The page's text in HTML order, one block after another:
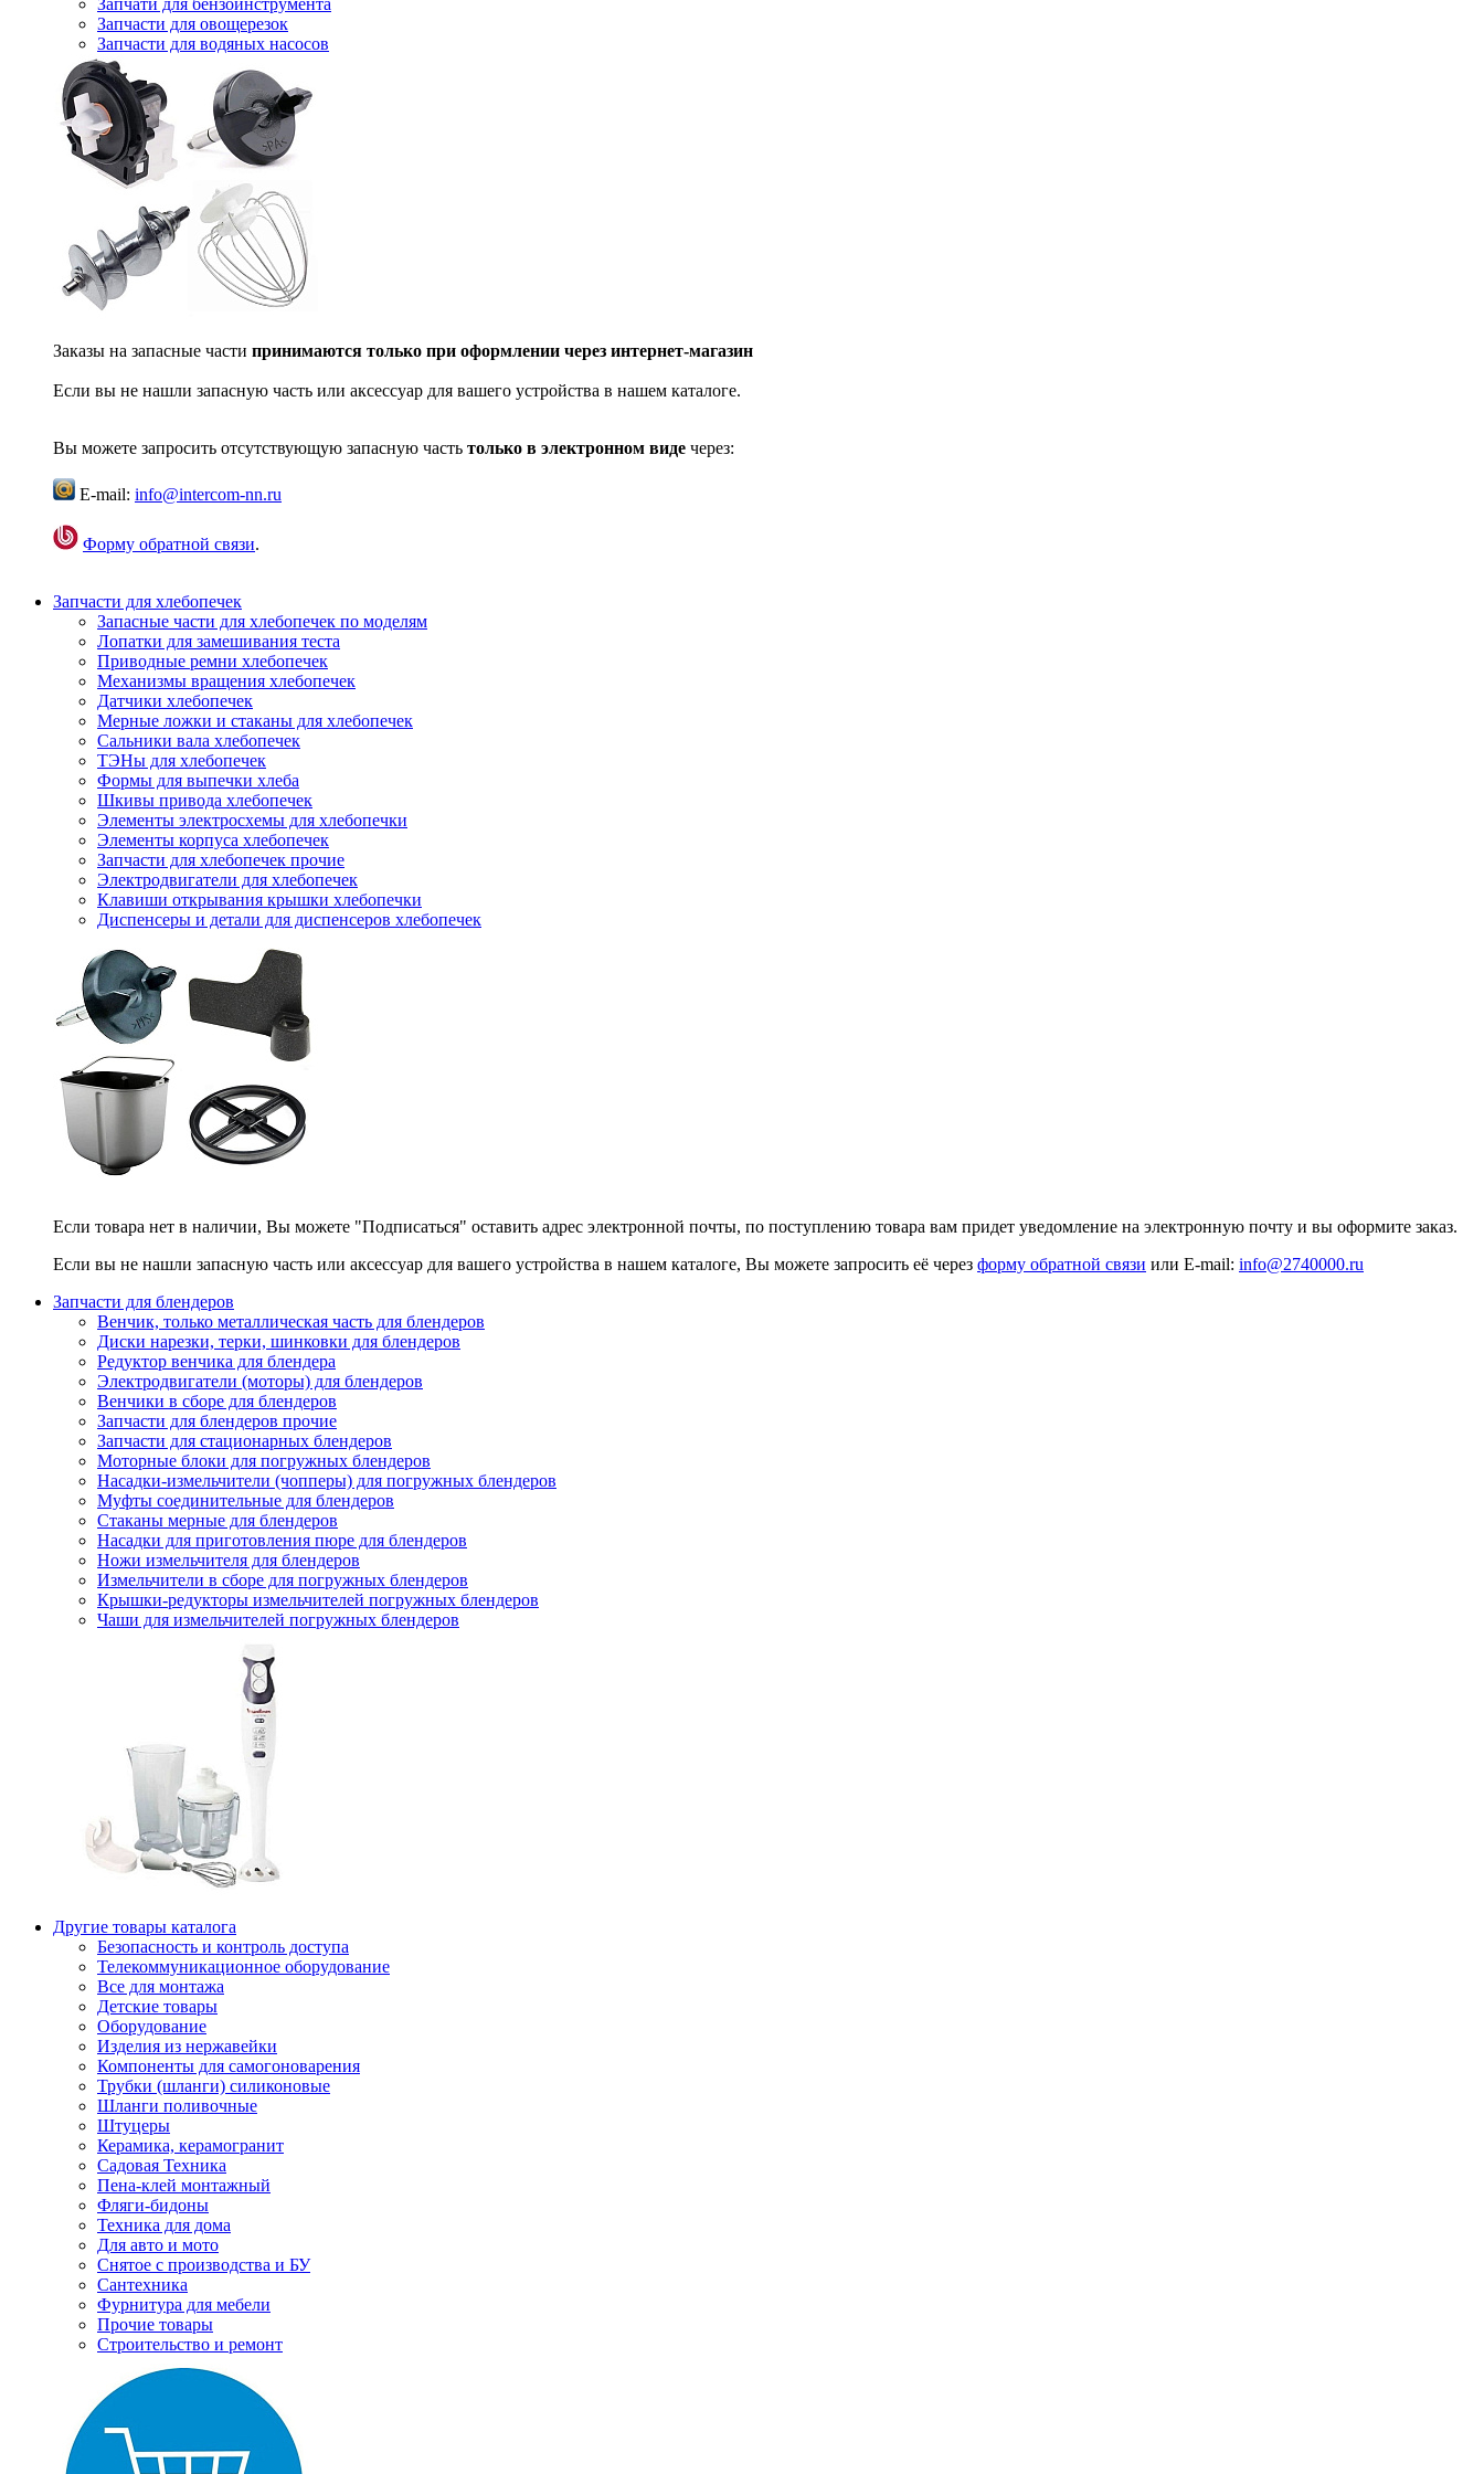
Запчати для бензоинструмента
Запчасти для овощерезок
Запчасти для водяных насосов
Заказы на запасные части принимаются только при оформлении через интернет-магазин
Если вы не нашли запасную часть или аксессуар для вашего устройства в нашем каталоге.
Вы можете запросить отсутствующую запасную часть только в электронном виде через:
E-mail: info@intercom-nn.ru
Форму обратной связи.
Запчасти для хлебопечек
Запасные части для хлебопечек по моделям
Лопатки для замешивания теста
Приводные ремни хлебопечек
Механизмы вращения хлебопечек
Датчики хлебопечек
Мерные ложки и стаканы для хлебопечек
Сальники вала хлебопечек
ТЭНы для хлебопечек
Формы для выпечки хлеба
Шкивы привода хлебопечек
Элементы электросхемы для хлебопечки
Элементы корпуса хлебопечек
Запчасти для хлебопечек прочие
Электродвигатели для хлебопечек
Клавиши открывания крышки хлебопечки
Диспенсеры и детали для диспенсеров хлебопечек
Если товара нет в наличии, Вы можете "Подписаться" оставить адрес электронной почты, по поступлению товара вам придет уведомление на электронную почту и вы оформите заказ.
Если вы не нашли запасную часть или аксессуар для вашего устройства в нашем каталоге, Вы можете запросить её через форму обратной связи или E-mail: info@2740000.ru
Запчасти для блендеров
Венчик, только металлическая часть для блендеров
Диски нарезки, терки, шинковки для блендеров
Редуктор венчика для блендера
Электродвигатели (моторы) для блендеров
Венчики в сборе для блендеров
Запчасти для блендеров прочие
Запчасти для стационарных блендеров
Моторные блоки для погружных блендеров
Насадки-измельчители (чопперы) для погружных блендеров
Муфты соединительные для блендеров
Стаканы мерные для блендеров
Насадки для приготовления пюре для блендеров
Ножи измельчителя для блендеров
Измельчители в сборе для погружных блендеров
Крышки-редукторы измельчителей погружных блендеров
Чаши для измельчителей погружных блендеров
Другие товары каталога
Безопасность и контроль доступа
Телекоммуникационное оборудование
Все для монтажа
Детские товары
Оборудование
Изделия из нержавейки
Компоненты для самогоноварения
Трубки (шланги) силиконовые
Шланги поливочные
Штуцеры
Керамика, керамогранит
Садовая Техника
Пена-клей монтажный
Фляги-бидоны
Техника для дома
Для авто и мото
Снятое с производства и БУ
Сантехника
Фурнитура для мебели
Прочие товары
Строительство и ремонт